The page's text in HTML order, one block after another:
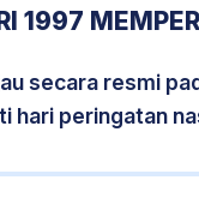
1997
secara resmi
hari peringatan